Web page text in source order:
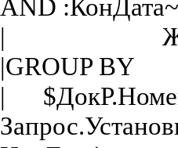
AND
|
|GROUP BY
|